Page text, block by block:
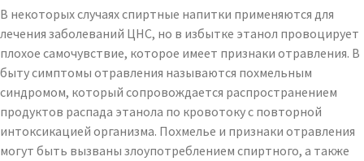
В некоторых случаях спиртные напитки применяются для
лечения заболеваний ЦНС, но в избытке этанол провоцирует
плохое самочувствие, которое имеет признаки отравления. В
быту симптомы отравления называются похмельным
синдромом, который сопровождается распространением
продуктов распада этанола по кровотоку с повторной
интоксикацией организма. Похмелье и признаки отравления
могут быть вызваны злоупотреблением спиртного, а также